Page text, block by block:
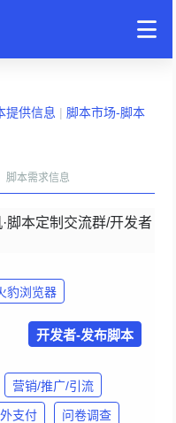
提供信息 | 脚本市场-脚本
脚本需求信息
脚本定制交流群/开发者
豹浏览器
开发者-发布脚本
营销/推广/引流
支付 问卷调查